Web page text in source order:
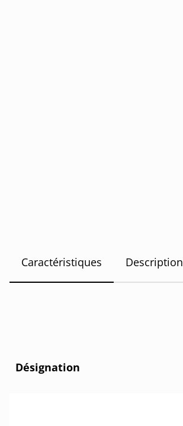
Caractéristiques Description
Désignation